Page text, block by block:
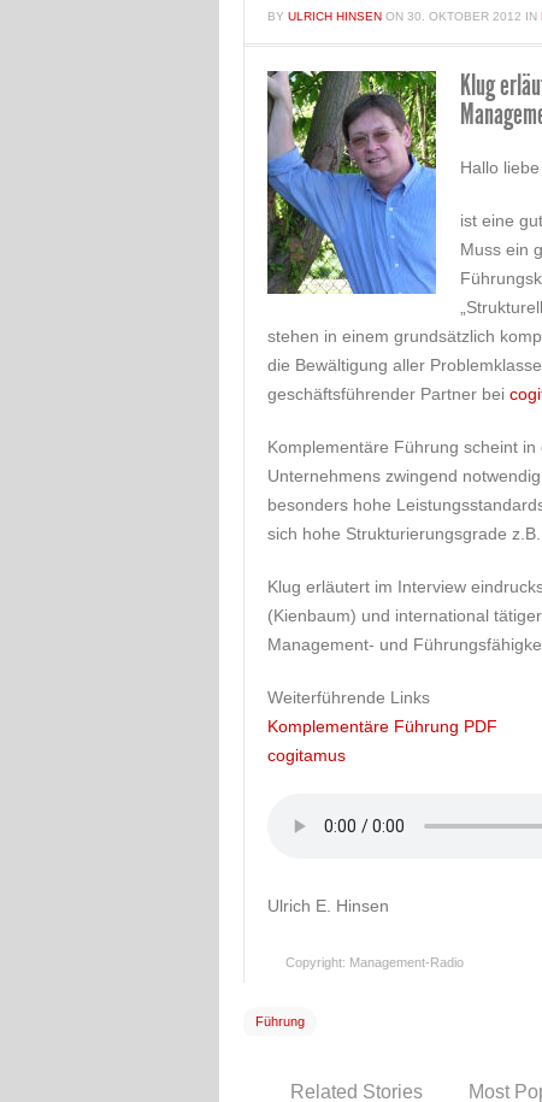
BY ULRICH HINSEN ON 30. OKTOBER 2012 IN
Klug
Hallo liebe
ist eine
Muss ein
stehen in einem grundsätzlich
die Bewältigung aller
geschäftsführender Partner bei
Komplementäre Führung scheint
Unternehmens zwingend
besonders hohe
sich hohe Strukturierungsgrade
Klug erläutert im Interview
(Kienbaum) und international
Management- und
Weiterführende Links
Komplementäre Führung PDF
cogitamus
Ulrich E. Hinsen
Copyright: Management-Radio
Führung
Related Stories Most